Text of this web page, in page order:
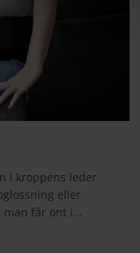
i kroppens leder
eller
får ont i...